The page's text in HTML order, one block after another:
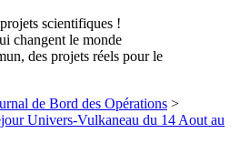
scientifiques !
changent le monde
des projets réels pour le
de Bord des Opérations >
Univers-Vulkaneau du 14 Aout au